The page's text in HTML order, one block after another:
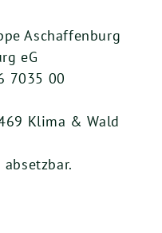
Aschaffenburg
eG
7035 00
Klima & Wald